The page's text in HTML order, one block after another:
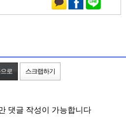
로 스크랩하기
댓글 작성이 가능합니다